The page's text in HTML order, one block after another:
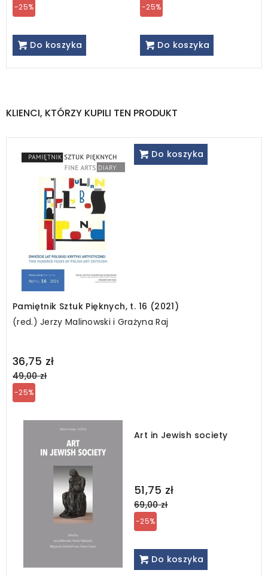
-25%
Do koszyka
-25%
Do koszyka
KLIENCI, KTÓRZY KUPILI TEN PRODUKT
Pamiętnik Sztuk Pięknych, t. 16 (2021)
(red.) Jerzy Malinowski i Grażyna Raj
36,75 zł
Regular
price
49,00 zł
-25%
Do koszyka
Art in Jewish society
51,75 zł
Regular
price
69,00 zł
-25%
Do koszyka